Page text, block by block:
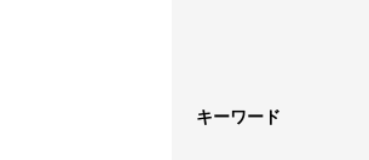
キーワード